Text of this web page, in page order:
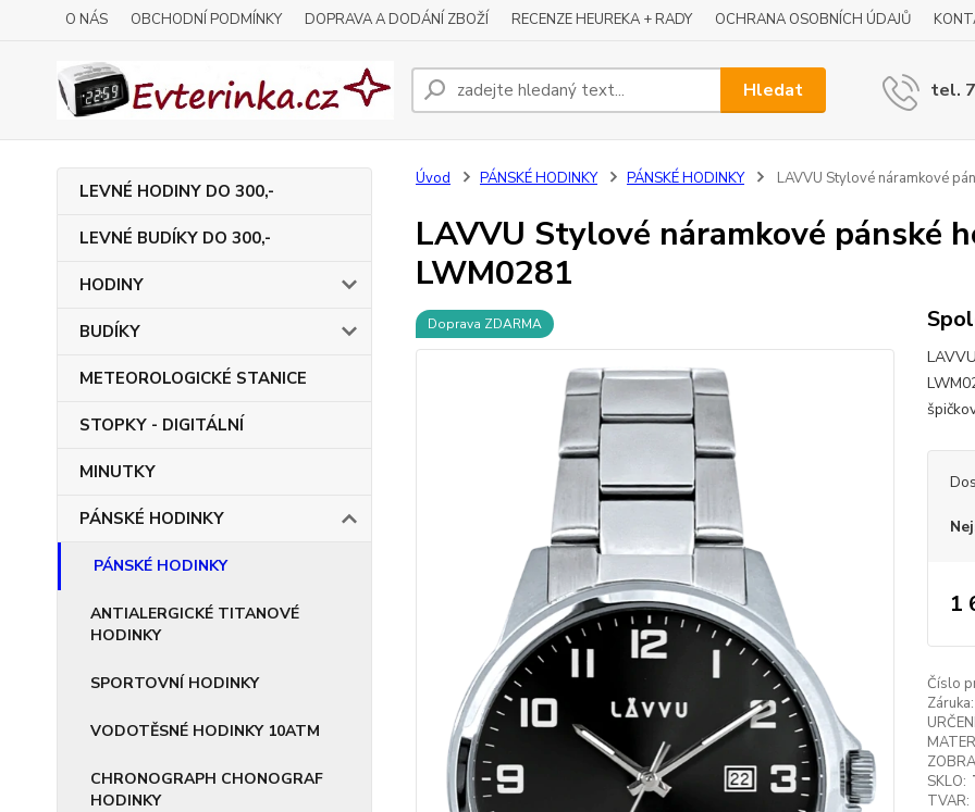
O NÁS OBCHODNÍ PODMÍNKY DOPRAVA A DODÁNÍ ZBOŽÍ RECENZE HEUREKA + RADY OCHRANA OSOBNÍCH ÚDAJŮ
Hledat tel.
LEVNÉ HODINY DO 300,-
LEVNÉ BUDÍKY DO 300,-
HODINY
BUDÍKY
METEOROLOGICKÉ STANICE
STOPKY - DIGITÁLNÍ
MINUTKY
PÁNSKÉ HODINKY
PÁNSKÉ HODINKY
ANTIALERGICKÉ TITANOVÉ
HODINKY
SPORTOVNÍ HODINKY
VODOTĚSNÉ HODINKY 10ATM
CHRONOGRAPH CHONOGRAF
HODINKY
Úvod PÁNSKÉ HODINKY PÁNSKÉ HODINKY LAVVU Stylové náramkové
LAVVU Stylové náramkové pánské
LWM0281
Doprava ZDARMA
1
Číslo
Záruka:
SKLO:
TVAR: